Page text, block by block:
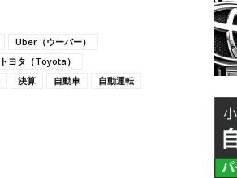
Uber（ウーバー）
トヨタ（Toyota）
決算 自動車 自動運転